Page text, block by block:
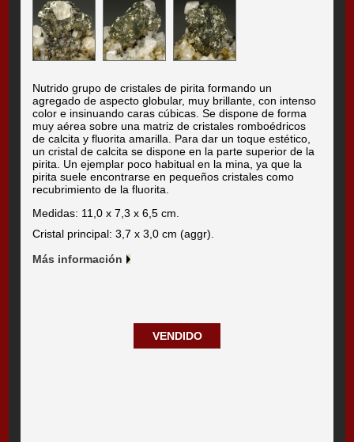
Nutrido grupo de cristales de pirita formando un
agregado de aspecto globular, muy brillante, con intenso
color e insinuando caras cúbicas. Se dispone de forma
muy aérea sobre una matriz de cristales romboédricos
de calcita y fluorita amarilla. Para dar un toque estético,
un cristal de calcita se dispone en la parte superior de la
pirita. Un ejemplar poco habitual en la mina, ya que la
pirita suele encontrarse en pequeños cristales como
recubrimiento de la fluorita.
Medidas: 11,0 x 7,3 x 6,5 cm.
Cristal principal: 3,7 x 3,0 cm (aggr).
Más información
VENDIDO